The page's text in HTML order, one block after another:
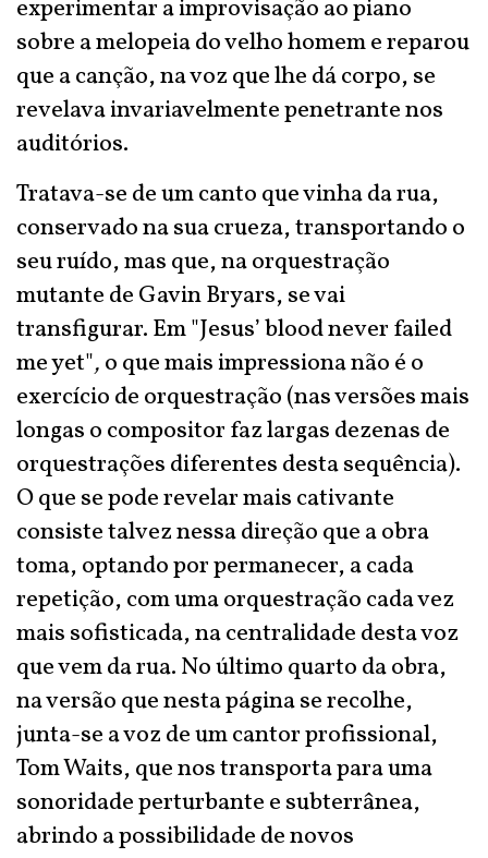
experimentar a improvisação ao piano
sobre a melopeia do velho homem e reparou
que a canção, na voz que lhe dá corpo, se
revelava invariavelmente penetrante nos
auditórios.
Tratava-se de um canto que vinha da rua,
conservado na sua crueza, transportando o
seu ruído, mas que, na orquestração
mutante de Gavin Bryars, se vai
transfigurar. Em "Jesus’ blood never failed
me yet",o que mais impressiona não é o
exercício de orquestração (nas versões mais
longas o compositor faz largas dezenas de
orquestrações diferentes desta sequência).
O que se pode revelar mais cativante
consiste talvez nessa direção que a obra
toma, optando por permanecer, a cada
repetição, com uma orquestração cada vez
mais sofisticada, na centralidade desta voz
que vem da rua. No último quarto da obra,
na versão que nesta página se recolhe,
junta-se a voz de um cantor profissional,
Tom Waits, que nos transporta para uma
sonoridade perturbante e subterrânea,
abrindo a possibilidade de novos